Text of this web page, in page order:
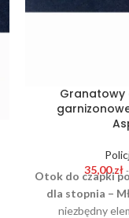
Granatowy
35,00zł
Otok do czapki
dla stopnia –
niezbędny